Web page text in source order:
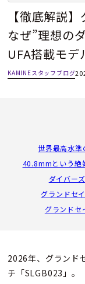
【徹底解説
なぜ”理想の
UFA搭載モデ
KAMINEスタッフブログ
世界最高水準
40.8mmという絶
ダイバー
グランドセ
グランドセ
2026年、グランド
チ「SLGB023」。